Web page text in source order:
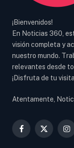
¡Bienvenidos!
En Noticias 360,
visión completa y
nuestro mundo.
relevantes desde
¡Disfruta de tu
Atentamente,
Facebook
X